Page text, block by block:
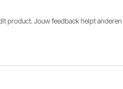
product. Jouw feedback helpt